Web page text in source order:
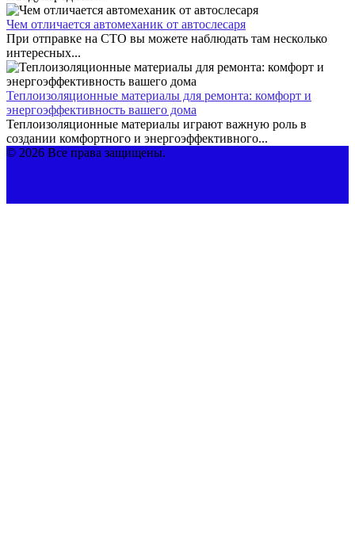
Чем отличается автомеханик от автослесаря
При отправке на СТО вы можете наблюдать там несколько
интересных...
Теплоизоляционные материалы для ремонта: комфорт и
энергоэффективность вашего дома
Теплоизоляционные материалы играют важную роль в
создании комфортного и энергоэффективного...
© 2026 Все права защищены.